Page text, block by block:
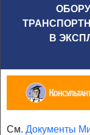
В
См. Документы